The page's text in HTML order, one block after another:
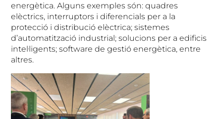
energètica. Alguns exemples són: quadres
elèctrics, interruptors i diferencials per a la
protecció i distribució elèctrica; sistemes
d’automatització industrial; solucions per a edificis
intel·ligents; software de gestió energètica, entre
altres.